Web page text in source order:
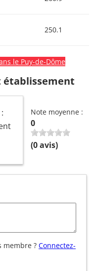
250.1
le Puy-de-Dôme
établissement
Note moyenne :
0
(0avis)
membre ? Connectez-